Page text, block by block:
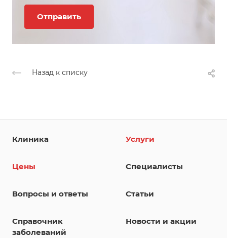
Назад к списку
Клиника Услуги
Цены Специалисты
Вопросы и ответы Статьи
Справочник
заболеваний
Новости и акции